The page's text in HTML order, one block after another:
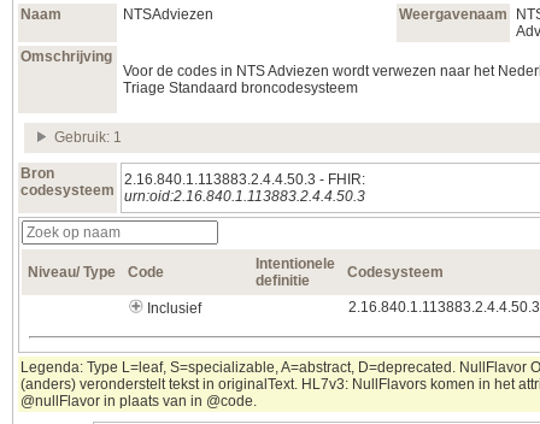
Naam
NTSAdviezen Weergavenaam
Omschrijving
Voor de codes in NTS Adviezen wordt verwezen naar het
Triage Standaard broncodesysteem
Gebruik: 1
Bron
codesysteem
2.16.840.1.113883.2.4.4.50.3 - FHIR:
urn:oid:2.16.840.1.113883.2.4.4.50.3
Niveau/ Type Code
Intentionele
definitie
Codesysteem
Inclusief 2.16.840.1.113883.2.4.4.50.3
Legenda: Type L=leaf, S=specializable, A=abstract, D=deprecated. NullFlavor
(anders) veronderstelt tekst in originalText. HL7v3: NullFlavors komen in het
@nullFlavor in plaats van in @code.